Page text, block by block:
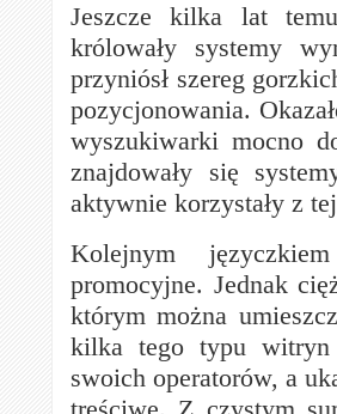
Jeszcze kilka lat
królowały systemy
przyniósł szereg
pozycjonowania.
wyszukiwarki mocno
znajdowały się
aktywnie korzystały z
Kolejnym
promocyjne. Jednak
którym można
kilka tego typu witryn
swoich operatorów, a